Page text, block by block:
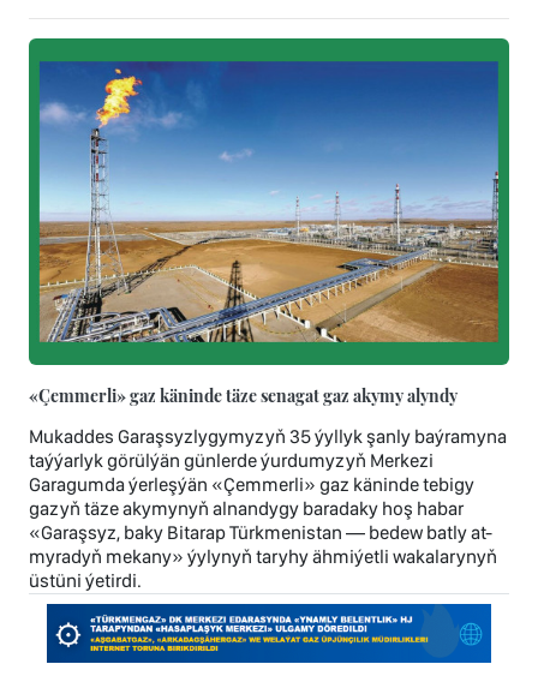
«Çemmerli» gaz käninde täze senagat gaz akymy alyndy
Mukaddes Garaşsyzlygymyzyň 35 ýyllyk şanly baýramyna
taýýarlyk görülýän günlerde ýurdumyzyň Merkezi
Garagumda ýerleşýän «Çemmerli» gaz käninde tebigy
gazyň täze akymynyň alnandygy baradaky hoş habar
«Garaşsyz, baky Bitarap Türkmenistan — bedew batly at-
myradyň mekany» ýylynyň taryhy ähmiýetli wakalarynyň
üstüni ýetirdi.